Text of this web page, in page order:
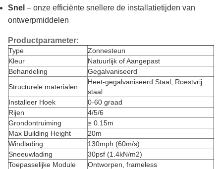
Snel – onze efficiënte snellere de installatietijden van
ontwerpmiddelen
Productparameter:
Type
Zonnesteun
Kleur
Natuurlijk of Aangepast
Behandeling
Gegalvaniseerd
Structurele materialen
Heet-gegalvaniseerd Staal, Roestvrij
staal
Installeer Hoek
0-60 graad
Rijen
4/5/6
Grondontruiming
≥ 0.15m
Max Building Height
20m
Windlading
130mph (60m/s)
Sneeuwlading
30psf (1.4kN/m2)
Toepasselijke Module
Ontworpen, frameless